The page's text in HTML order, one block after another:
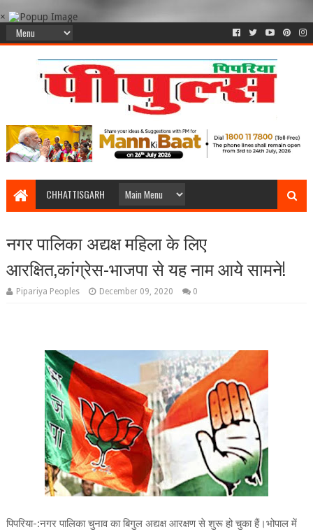
×
CHHATTISGARH
नगर पालिका अद्यक्ष महिला के लिए
आरक्षित,कांग्रेस-भाजपा से यह नाम आये सामने!
Pipariya Peoples December 09, 2020 0
पिपरिया-:नगर पालिका चुनाव का बिगुल अद्यक्ष आरक्षण से शुरू हो चुका हैं।भोपाल में